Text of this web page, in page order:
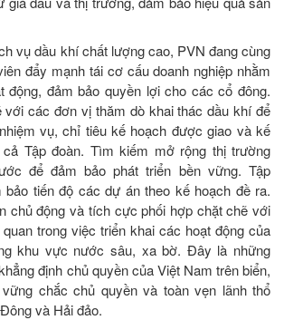
vụ dầu khí chất lượng cao, PVN đang cùng
đẩy mạnh tái cơ cấu doanh nghiệp nhằm
động, đảm bảo quyền lợi cho các cổ đông.
với các đơn vị thăm dò khai thác dầu khí để
vụ, chỉ tiêu kế hoạch được giao và kế
cả Tập đoàn. Tìm kiếm mở rộng thị trường
để đảm bảo phát triển bền vững. Tập
bảo tiến độ các dự án theo kế hoạch đề ra.
chủ động và tích cực phối hợp chặt chẽ với
trong việc triển khai các hoạt động của
khu vực nước sâu, xa bờ. Đây là những
định chủ quyền của Việt Nam trên biển,
chắc chủ quyền và toàn vẹn lãnh thổ
và Hải đảo.